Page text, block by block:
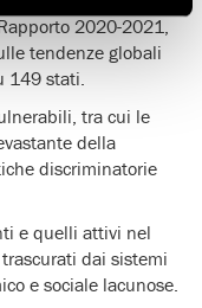
2020-2021,
tendenze globali
149 stati.
tra cui le
della
discriminatorie
e quelli attivi nel
dai sistemi
e sociale lacunose.